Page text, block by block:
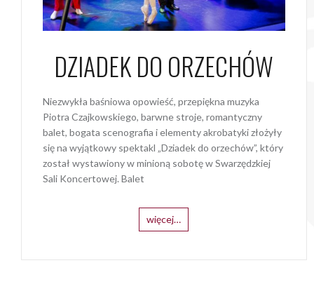
DZIADEK DO ORZECHÓW
Niezwykła baśniowa opowieść, przepiękna muzyka
Piotra Czajkowskiego, barwne stroje, romantyczny
balet, bogata scenografia i elementy akrobatyki złożyły
się na wyjątkowy spektakl „Dziadek do orzechów”, który
został wystawiony w minioną sobotę w Swarzędzkiej
Sali Koncertowej. Balet
więcej…